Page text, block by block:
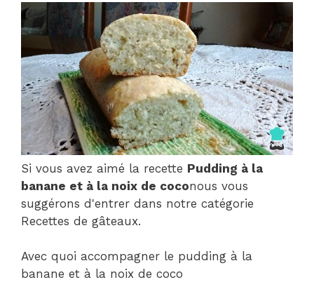
Si vous avez aimé la recette Pudding à la
banane et à la noix de coconous vous
suggérons d'entrer dans notre catégorie
Recettes de gâteaux.
Avec quoi accompagner le pudding à la
banane et à la noix de coco